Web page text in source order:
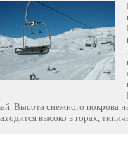
Высота снежного покрова
высоко в горах,